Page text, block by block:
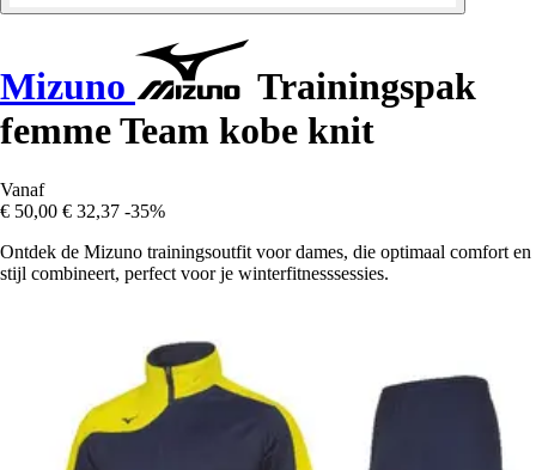
Mizuno
Trainingspak
femme Team kobe knit
Vanaf
€ 50,00 € 32,37 -35%
Ontdek de Mizuno trainingsoutfit voor dames, die optimaal comfort en
stijl combineert, perfect voor je winterfitnesssessies.